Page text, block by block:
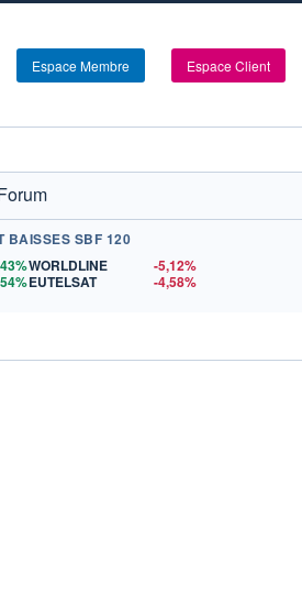
Espace Membre Espace Client
BAISSES SBF 120
WORLDLINE
-5,12%
EUTELSAT
-4,58%